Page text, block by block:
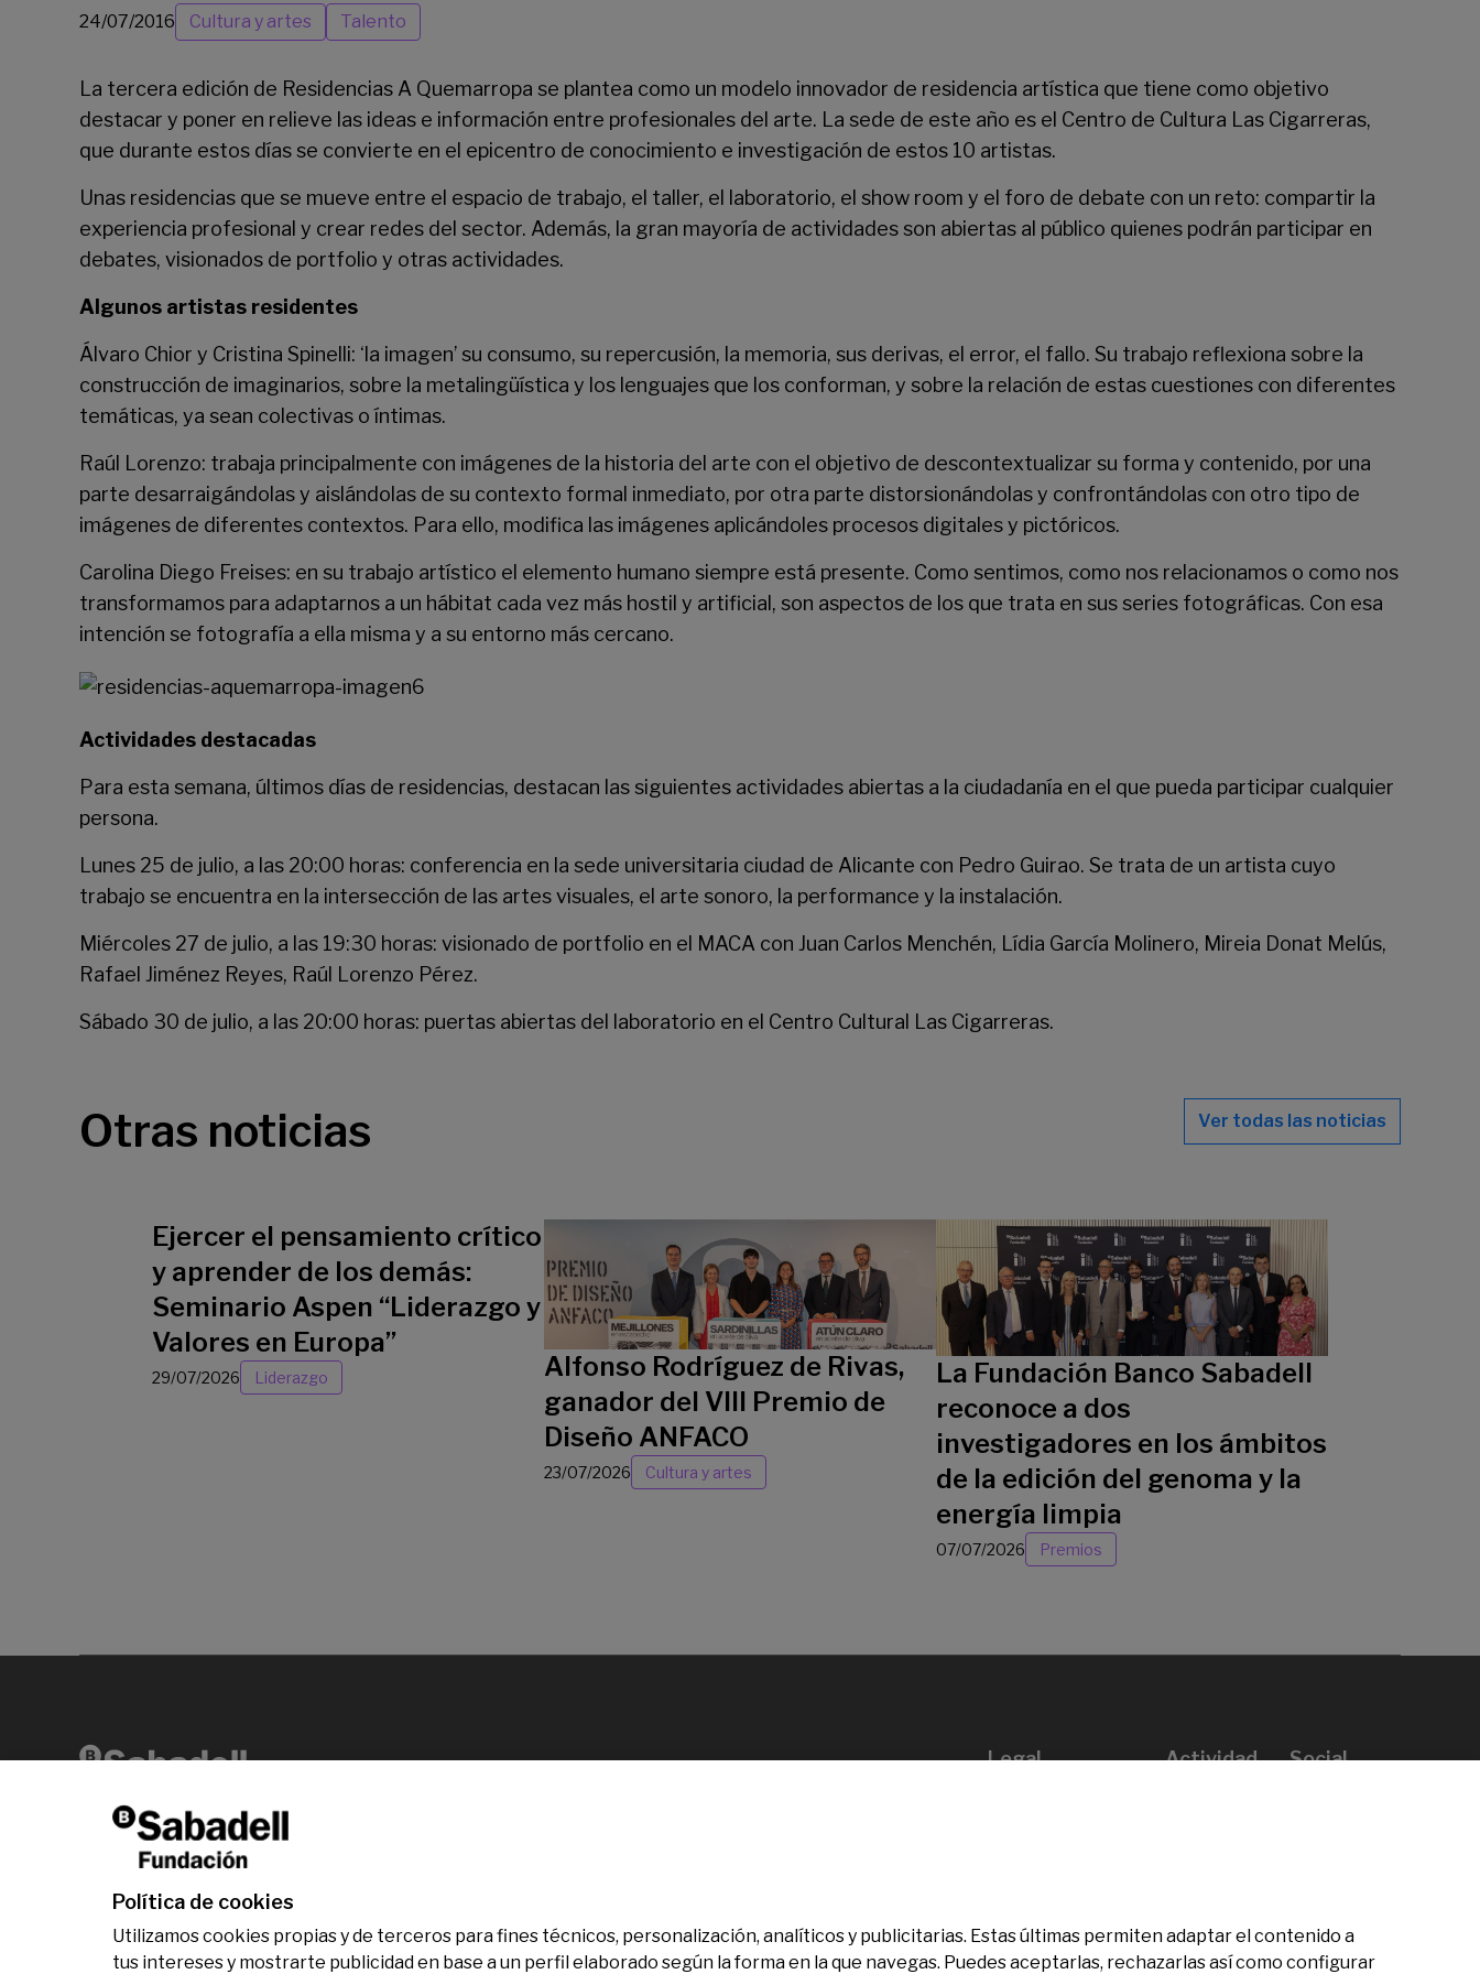
24/07/2016 Cultura y artes Talento
La tercera edición de Residencias A Quemarropa se plantea como un modelo innovador de residencia artística que tiene como objetivo
destacar y poner en relieve las ideas e información entre profesionales del arte. La sede de este año es el Centro de Cultura Las Cigarreras,
que durante estos días se convierte en el epicentro de conocimiento e investigación de estos 10 artistas.
Unas residencias que se mueve entre el espacio de trabajo, el taller, el laboratorio, el show room y el foro de debate con un reto: compartir la
experiencia profesional y crear redes del sector. Además, la gran mayoría de actividades son abiertas al público quienes podrán participar en
debates, visionados de portfolio y otras actividades.
Algunos artistas residentes
Álvaro Chior y Cristina Spinelli: ‘la imagen’ su consumo, su repercusión, la memoria, sus derivas, el error, el fallo. Su trabajo reflexiona sobre la
construcción de imaginarios, sobre la metalingüística y los lenguajes que los conforman, y sobre la relación de estas cuestiones con diferentes
temáticas, ya sean colectivas o íntimas.
Raúl Lorenzo: trabaja principalmente con imágenes de la historia del arte con el objetivo de descontextualizar su forma y contenido, por una
parte desarraigándolas y aislándolas de su contexto formal inmediato, por otra parte distorsionándolas y confrontándolas con otro tipo de
imágenes de diferentes contextos. Para ello, modifica las imágenes aplicándoles procesos digitales y pictóricos.
Carolina Diego Freises: en su trabajo artístico el elemento humano siempre está presente. Como sentimos, como nos relacionamos o como nos
transformamos para adaptarnos a un hábitat cada vez más hostil y artificial, son aspectos de los que trata en sus series fotográficas. Con esa
intención se fotografía a ella misma y a su entorno más cercano.
Actividades destacadas
Para esta semana, últimos días de residencias, destacan las siguientes actividades abiertas a la ciudadanía en el que pueda participar cualquier
persona.
Lunes 25 de julio, a las 20:00 horas: conferencia en la sede universitaria ciudad de Alicante con Pedro Guirao. Se trata de un artista cuyo
trabajo se encuentra en la intersección de las artes visuales, el arte sonoro, la performance y la instalación.
Miércoles 27 de julio, a las 19:30 horas: visionado de portfolio en el MACA con Juan Carlos Menchén, Lídia García Molinero, Mireia Donat Melús,
Rafael Jiménez Reyes, Raúl Lorenzo Pérez.
Sábado 30 de julio, a las 20:00 horas: puertas abiertas del laboratorio en el Centro Cultural Las Cigarreras.
Otras noticias Ver todas las noticias
Ejercer el pensamiento crítico
y aprender de los demás:
Seminario Aspen “Liderazgo y
Valores en Europa”
29/07/2026 Liderazgo
Alfonso Rodríguez de Rivas,
ganador del VIII Premio de
Diseño ANFACO
23/07/2026 Cultura y artes
La Fundación Banco Sabadell
reconoce a dos
investigadores en los ámbitos
de la edición del genoma y la
energía limpia
07/07/2026 Premios
Av. Diagonal, 456 2ª planta 08006 Barcelona
Legal Actividad Social
Política de cookies
Utilizamos cookies propias y de terceros para fines técnicos, personalización, analíticos y publicitarias. Estas últimas permiten adaptar el contenido a
tus intereses y mostrarte publicidad en base a un perfil elaborado según la forma en la que navegas. Puedes aceptarlas, rechazarlas así como configurar